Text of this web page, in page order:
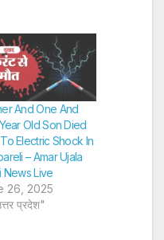
And One And
Old Son Died
Electric Shock In
– Amar Ujala
News Live
26, 2025
प्रदेश"